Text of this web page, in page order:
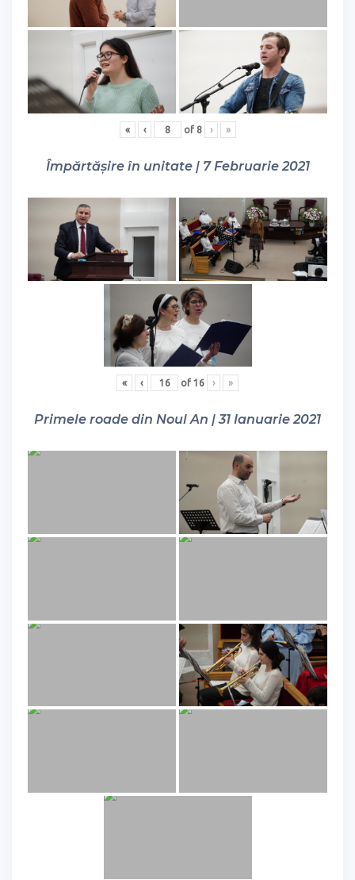
« ‹ of 8 › »
Împărtășire în unitate | 7 Februarie 2021
« ‹ of 16 › »
Primele roade din Noul An | 31 Ianuarie 2021